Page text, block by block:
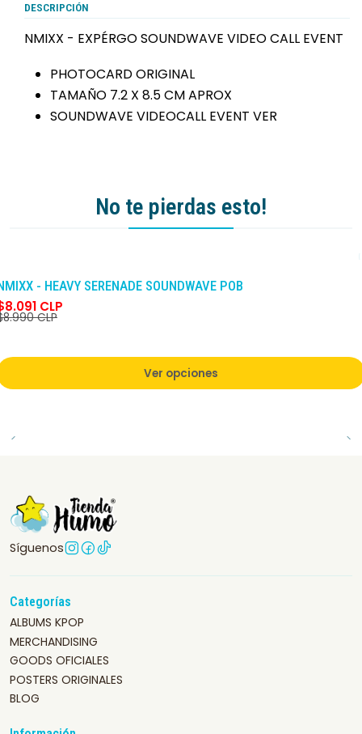
DESCRIPCIÓN
NMIXX - EXPÉRGO SOUNDWAVE VIDEO CALL EVENT
PHOTOCARD ORIGINAL
TAMAÑO 7.2 X 8.5 CM APROX
SOUNDWAVE VIDEOCALL EVENT VER
No te pierdas esto!
- HEAVY SERENADE SOUNDWAVE POB
CLP
CLP
Ver opciones
Síguenos
Categorías
ALBUMS KPOP
MERCHANDISING
GOODS OFICIALES
POSTERS ORIGINALES
BLOG